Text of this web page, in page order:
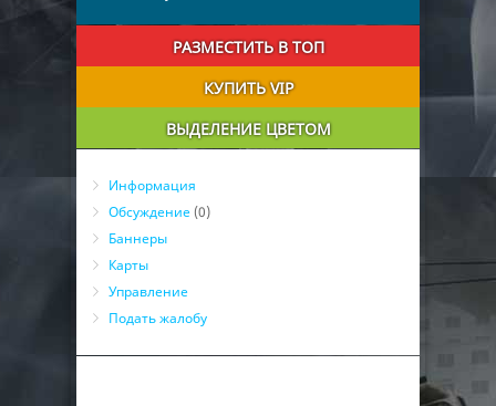
РАЗМЕСТИТЬ В ТОП
КУПИТЬ VIP
ВЫДЕЛЕНИЕ ЦВЕТОМ
Информация
Обсуждение (0)
Баннеры
Карты
Управление
Подать жалобу